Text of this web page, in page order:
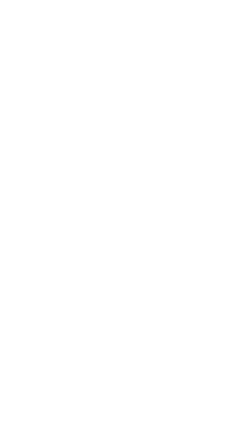
A utilização de
do Utilizador pode
taxas. O Utilizador
de
e a NortonLifeLock
Funcionalidades
dentro do
aplicável, autoriza-
reproduzir, copiar e
numa base
desses
de Propriedade
através de qualquer